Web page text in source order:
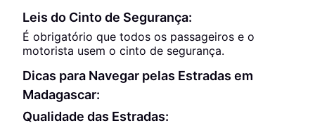
Leis do Cinto de Segurança:
É obrigatório que todos os passageiros e o
motorista usem o cinto de segurança.
Dicas para Navegar pelas Estradas em
Madagascar:
Qualidade das Estradas: